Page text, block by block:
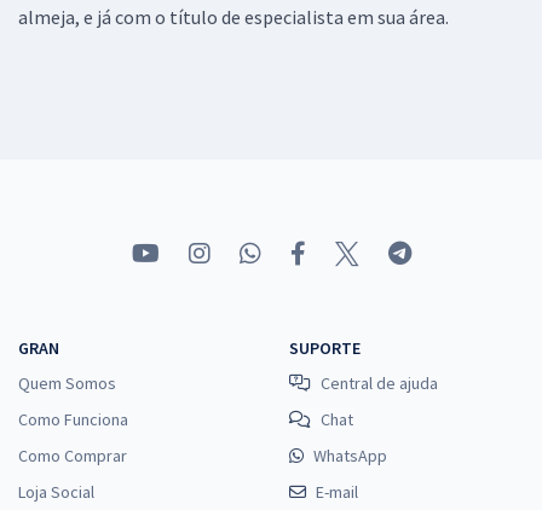
almeja, e já com o título de especialista em sua área.
GRAN
Quem Somos
Como Funciona
Como Comprar
Loja Social
SUPORTE
Central de ajuda
Chat
WhatsApp
E-mail